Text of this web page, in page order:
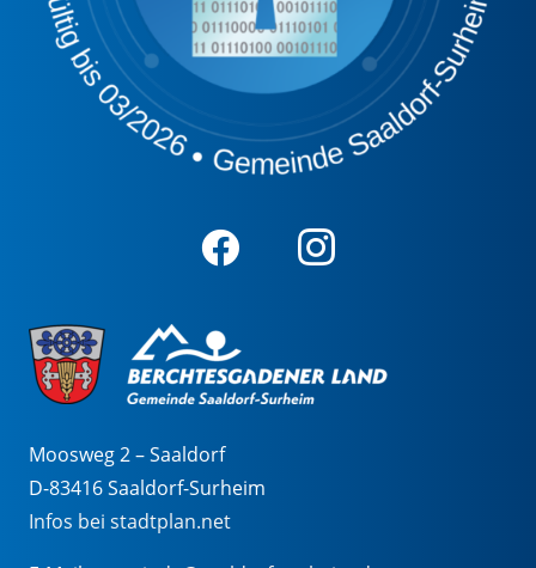
Moosweg 2 – Saaldorf
D-83416 Saaldorf-Surheim
Infos bei stadtplan.net